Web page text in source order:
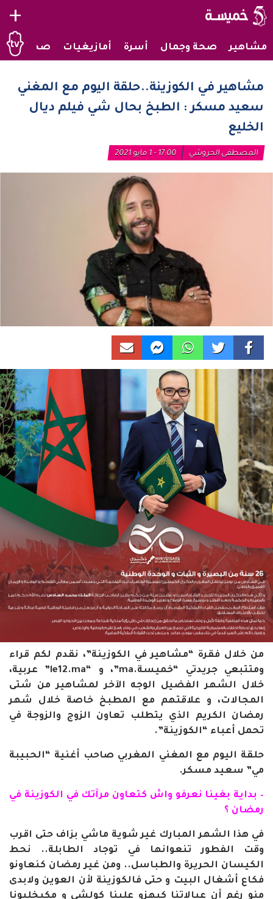
+
مشاهير صحة وجمال أسرة أمازيغيات صحراويات
مشاهير في الكوزينة..حلقة اليوم مع المغني
سعيد مسكر : الطبخ بحال شي فيلم ديال
الخليع
المصطفى الحروشي 17:00 - 1 مايو 2021
من خلال فقرة “مشاهير في الكوزينة”، نقدم لكم قراء
ومتتبعي جريدتي “خميسة.ma”، و “le12.ma” عربية،
خلال الشهر الفضيل الوجه الآخر لمشاهير من شتى
المجالات، و علاقتهم مع المطبخ خاصة خلال شهر
رمضان الكريم الذي يتطلب تعاون الزوج والزوجة في
تحمل أعباء “الكوزينة”.
حلقة اليوم مع المغني المغربي صاحب أغنية “الحبيبة
مي” سعيد مسكر.
– بداية بغينا نعرفو واش كتعاون مرآتك في الكوزينة في
رمضان ؟
في هذا الشهر المبارك غير شوية ماشي بزاف حتى اقرب
وقت الفطور تنعوانها في توجاد الطابلة.. نحط
الكيسان الحريرة والطباسل.. ومن غير رمضان كنعاونو
فكاع أشغال البيت و حتى فالكوزينة لأن العوين ولابدى
منو رغم أن عيالاتنا كيهزو علينا كولشي و مكيخليونا